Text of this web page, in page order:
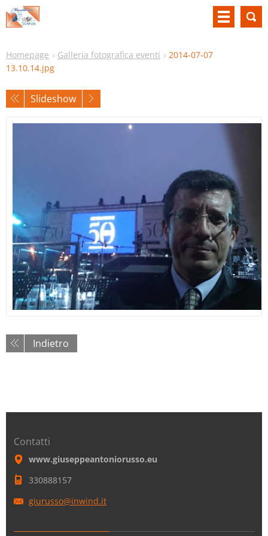
Homepage Galleria fotografica eventi
2014-07-07
13.10.14.jpg
Slideshow
Indietro
Contatti
www.giuseppeantoniorusso.eu
330888157
giurusso@inwind.it